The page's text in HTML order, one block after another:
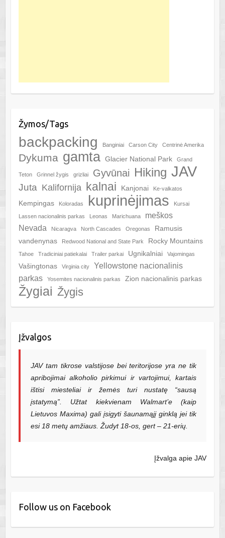
Žymos/Tags
backpacking Banginiai Carson City Centrinė Amerika
Dykuma gamta Glacier National Park Grand
Teton Grinnel žygis grizliai Gyvūnai Hiking JAV
Juta Kalifornija kalnai Kanjonai Ke-valkatos
Kempingas Koloradas kuprinėjimas Kursai
Lassen nacionalinis parkas Leonas Marichuana
meškos
Nevada
Nicaragva North Cascades Oregonas
Ramusis
vandenynas
Redwood National and State Park Rocky Mountains
Tahoe Tradiciniai patiekalai Trailer parkai Ugnikalniai Vajomingas
Vašingtonas Virginia city
Yellowstone nacionalinis
parkas
Yosemites nacionalinis parkas Zion nacionalinis parkas
Žygiai Žygis
Įžvalgos
JAV tam tikrose valstijose bei teritorijose yra ne tik
apribojimai alkoholio pirkimui ir vartojimui, kartais
ištisi miesteliai ir žemės turi nustatę “sausą
įstatymą”. Užtat kiekvienam Walmart’e (kaip
Lietuvos Maxima) gali įsigyti šaunamąjį ginklą jei tik
esi 18 metų amžiaus. Žudyt 18-os, gert – 21-erių.
Įžvalga apie JAV
Follow us on Facebook